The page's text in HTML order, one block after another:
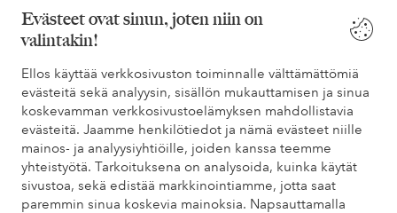
Evästeet ovat sinun, joten niin on
valintakin!
Ellos käyttää verkkosivuston toiminnalle välttämättömiä
evästeitä sekä analyysin, sisällön mukauttamisen ja sinua
koskevamman verkkosivustoelämyksen mahdollistavia
evästeitä. Jaamme henkilötiedot ja nämä evästeet niille
mainos- ja analyysiyhtiöille, joiden kanssa teemme
yhteistyötä. Tarkoituksena on analysoida, kuinka käytät
sivustoa, sekä edistää markkinointiamme, jotta saat
paremmin sinua koskevia mainoksia. Napsauttamalla
meihin yhteyttä.
Omat sivut
Tietoa Elloksesta